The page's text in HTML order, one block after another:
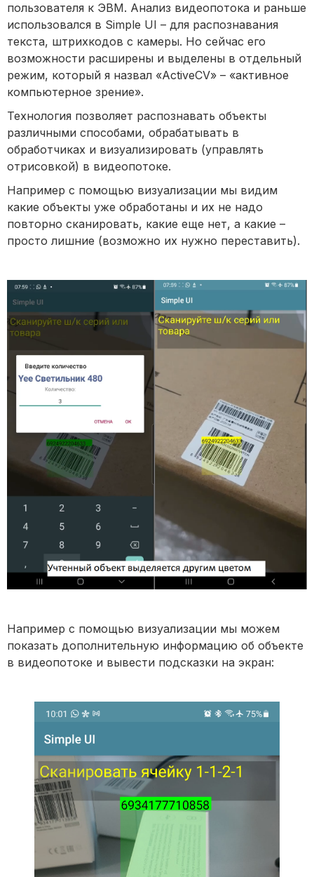
пользователя к ЭВМ. Анализ видеопотока и раньше
использовался в Simple UI – для распознавания
текста, штрихкодов с камеры. Но сейчас его
возможности расширены и выделены в отдельный
режим, который я назвал «ActiveCV» – «активное
компьютерное зрение».
Технология позволяет распознавать объекты
различными способами, обрабатывать в
обработчиках и визуализировать (управлять
отрисовкой) в видеопотоке.
Например с помощью визуализации мы видим
какие объекты уже обработаны и их не надо
повторно сканировать, какие еще нет, а какие –
просто лишние (возможно их нужно переставить).
Например с помощью визуализации мы можем
показать дополнительную информацию об объекте
в видеопотоке и вывести подсказки на экран: